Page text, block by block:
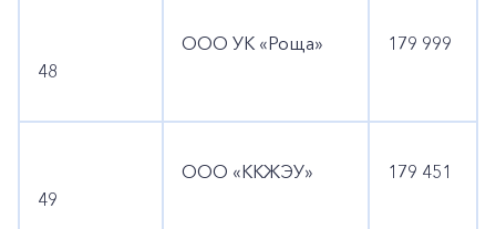
48
ООО УК «Роща» 179 999
49
ООО «ККЖЭУ» 179 451